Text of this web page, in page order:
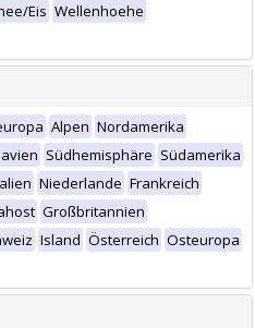
Eis Wellenhoehe
Alpen Nordamerika
Südhemisphäre Südamerika
Niederlande Frankreich
Großbritannien
Island Österreich Osteuropa